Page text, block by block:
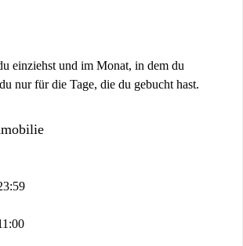
einziehst und im Monat, in dem du
nur für die Tage, die du gebucht hast.